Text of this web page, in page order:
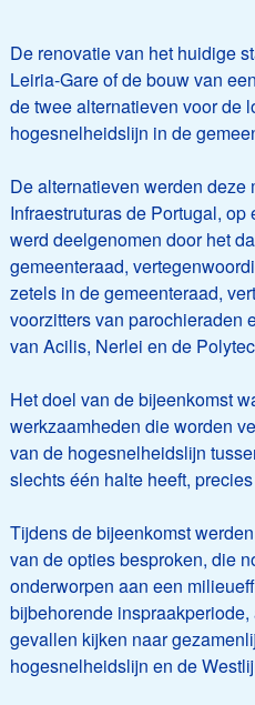
De renovatie van het huidige
Leiria-Gare of de bouw van
de twee alternatieven voor de
hogesnelheidslijn in de
De alternatieven werden
Infraestruturas de Portugal,
werd deelgenomen door het
gemeenteraad,
zetels in de gemeenteraad,
voorzitters van parochieraden
van Acilis, Nerlei en de
Het doel van de bijeenkomst
werkzaamheden die worden
van de hogesnelheidslijn
slechts één halte heeft,
Tijdens de bijeenkomst
van de opties besproken, die
onderworpen aan een
bijbehorende
gevallen kijken naar
hogesnelheidslijn en de